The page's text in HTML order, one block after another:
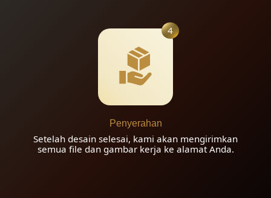
4
Penyerahan
Setelah desain selesai, kami akan mengirimkan
semua file dan gambar kerja ke alamat Anda.